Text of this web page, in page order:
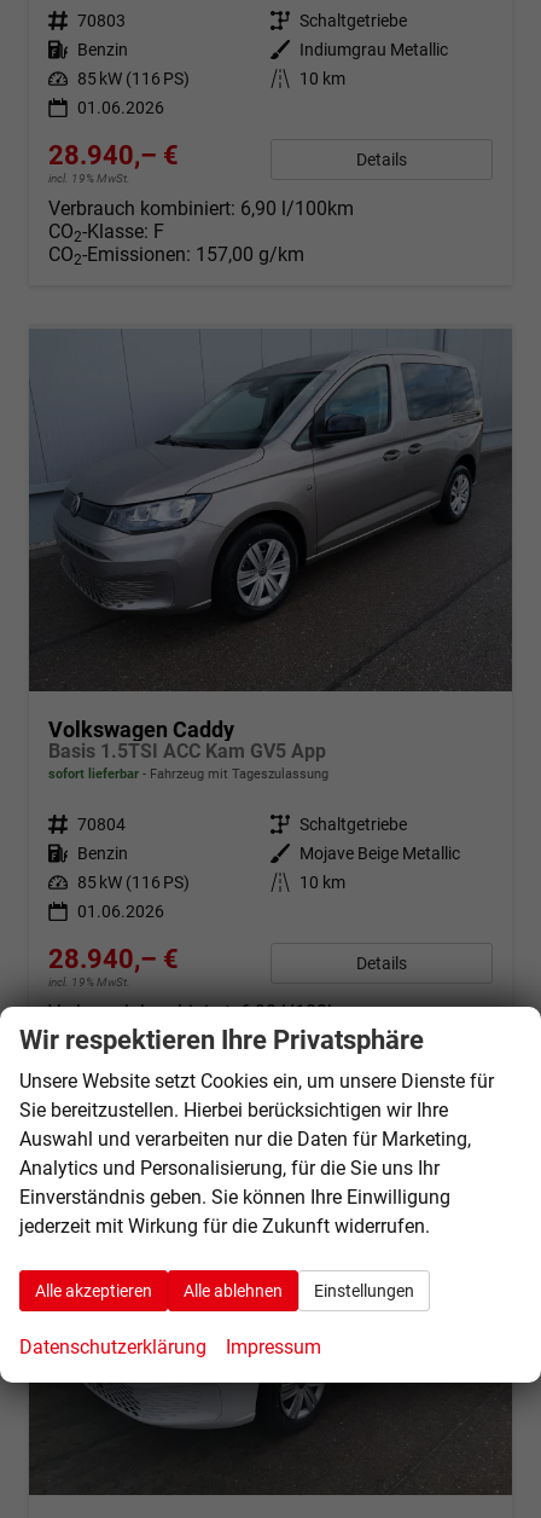
Fahrzeugnr. 70803 Getriebe Schaltgetriebe
Kraftstoff Benzin Außenfarbe
Indiumgrau Metallic
Leistung 85 kW (116 PS) Kilometerstand
10 km
01.06.2026
28.940,– €
incl. 19% MwSt.
Details
Verbrauch kombiniert: 6,90 l/100km
CO2-Klasse: F
CO2-Emissionen: 157,00 g/km
Volkswagen Caddy
Basis 1.5TSI ACC Kam GV5 App
sofort lieferbar Fahrzeug mit Tageszulassung
Fahrzeugnr. 70804 Getriebe Schaltgetriebe
Kraftstoff Benzin Außenfarbe
Mojave Beige Metallic
Leistung 85 kW (116 PS) Kilometerstand
10 km
01.06.2026
28.940,– €
incl. 19% MwSt.
Details
Verbrauch kombiniert:6,90 l/100km
CO2-Klasse: F
-Emissionen:
Wir respektieren Ihre Privatsphäre
Unsere Website setzt Cookies ein, um unsere Dienste für
Sie bereitzustellen. Hierbei berücksichtigen wir Ihre
Auswahl und verarbeiten nur die Daten für Marketing,
Analytics und Personalisierung, für die Sie uns Ihr
Einverständnis geben. Sie können Ihre Einwilligung
jederzeit mit Wirkung für die Zukunft widerrufen.
Alle akzeptieren Alle ablehnen Einstellungen
Datenschutzerklärung Impressum